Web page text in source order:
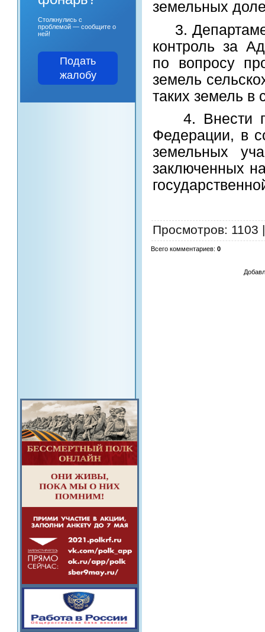
Столкнулись с
проблемой — сообщите о
ней!
Подать
жалобу
земельных
3.
контроль за
по вопросу
земель
таких земель в
4. Внести
Федерации, в
земельных
заключенных
Просмотров: 1103
Всего комментариев:0